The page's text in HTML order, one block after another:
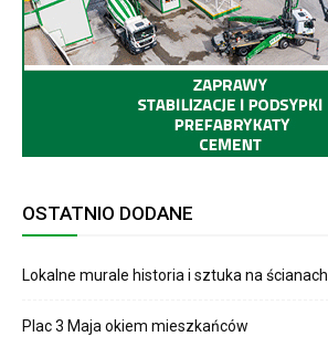
OSTATNIO DODANE
Lokalne murale historia i sztuka na ścianach
Plac 3 Maja okiem mieszkańców